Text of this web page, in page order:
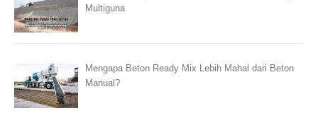
Multiguna
Mengapa Beton Ready Mix Lebih Mahal dari Beton
Manual?